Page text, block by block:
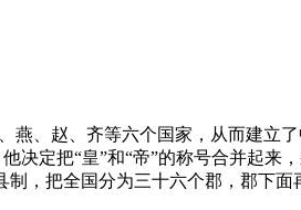
燕、赵、齐等六个国家，从而建
决定把“皇”和“帝”的称号合并起
，把全国分为三十六个郡，郡下